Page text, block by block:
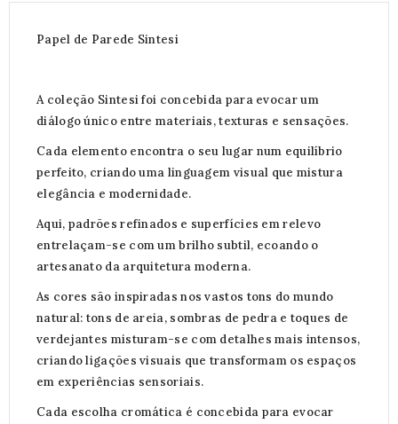
Papel de Parede Sintesi
A coleção Sintesi foi concebida para evocar um
diálogo único entre materiais, texturas e sensações.
Cada elemento encontra o seu lugar num equilíbrio
perfeito, criando uma linguagem visual que mistura
elegância e modernidade.
Aqui, padrões refinados e superfícies em relevo
entrelaçam-se com um brilho subtil, ecoando o
artesanato da arquitetura moderna.
As cores são inspiradas nos vastos tons do mundo
natural: tons de areia, sombras de pedra e toques de
verdejantes misturam-se com detalhes mais intensos,
criando ligações visuais que transformam os espaços
em experiências sensoriais.
Cada escolha cromática é concebida para evocar